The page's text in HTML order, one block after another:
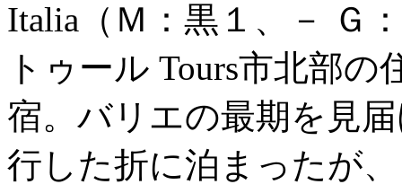
Italia（Ｍ：黒１、－ Ｇ
トゥール Tours市北部
宿。バリエの最期を見
行した折に泊まったが